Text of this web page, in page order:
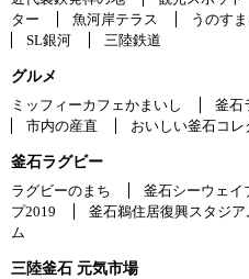
ター
魚河岸テラス うのす
SL銀河
三陸鉄道
グルメ
ミッフィーカフェかまいし
釜石
市内の産直
おいしい釜石コレ
釜石ラグビー
ラグビーのまち
釜石シーウェイ
プ2019
釜石鵜住居復興スタジア
ム
三陸釜石 元気市場